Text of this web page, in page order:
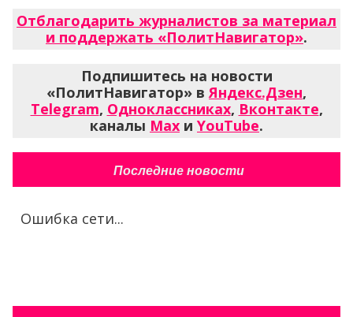
Отблагодарить журналистов за материал
и поддержать «ПолитНавигатор».
Подпишитесь на новости
«ПолитНавигатор» вЯндекс.Дзен,
Telegram, Одноклассниках, Вконтакте,
каналы Max и YouTube.
Последние новости
Ошибка сети...